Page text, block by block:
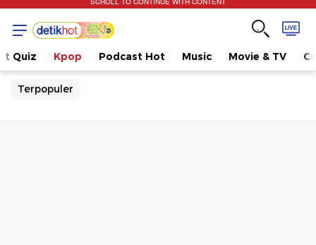
Quiz Kpop Podcast Hot Music Movie & TV
Terpopuler